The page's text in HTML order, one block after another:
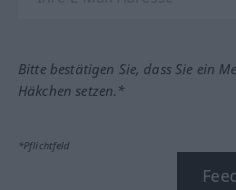
Bitte bestätigen Sie, dass Sie ein
Häkchen setzen.*
*Pflichtfeld